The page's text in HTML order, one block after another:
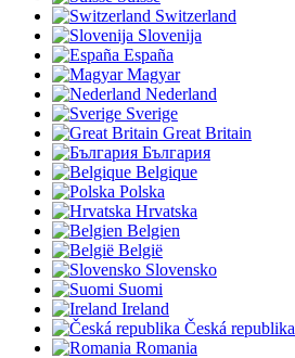
Switzerland
Slovenija
España
Magyar
Nederland
Sverige
Great Britain
България
Belgique
Polska
Hrvatska
Belgien
België
Slovensko
Suomi
Ireland
Česká republika
Romania